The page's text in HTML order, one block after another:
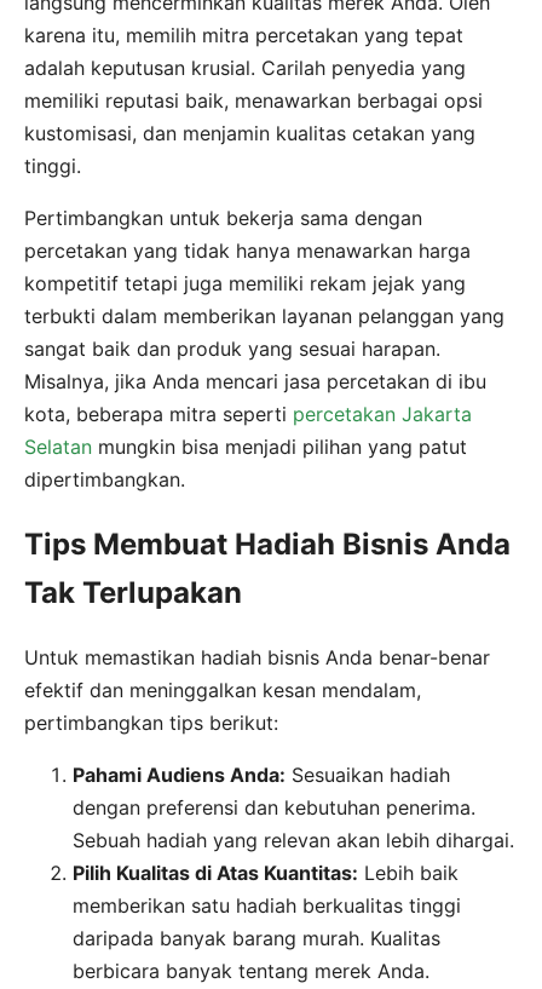
karena itu, memilih mitra percetakan yang tepat
adalah keputusan krusial. Carilah penyedia yang
memiliki reputasi baik, menawarkan berbagai opsi
kustomisasi, dan menjamin kualitas cetakan yang
tinggi.
Pertimbangkan untuk bekerja sama dengan
percetakan yang tidak hanya menawarkan harga
kompetitif tetapi juga memiliki rekam jejak yang
terbukti dalam memberikan layanan pelanggan yang
sangat baik dan produk yang sesuai harapan.
Misalnya, jika Anda mencari jasa percetakan di ibu
kota, beberapa mitra seperti percetakan Jakarta
Selatan mungkin bisa menjadi pilihan yang patut
dipertimbangkan.
Tips Membuat Hadiah Bisnis Anda
Tak Terlupakan
Untuk memastikan hadiah bisnis Anda benar-benar
efektif dan meninggalkan kesan mendalam,
pertimbangkan tips berikut:
Pahami Audiens Anda: Sesuaikan hadiah
dengan preferensi dan kebutuhan penerima.
Sebuah hadiah yang relevan akan lebih dihargai.
Pilih Kualitas di Atas Kuantitas: Lebih baik
memberikan satu hadiah berkualitas tinggi
daripada banyak barang murah. Kualitas
berbicara banyak tentang merek Anda.